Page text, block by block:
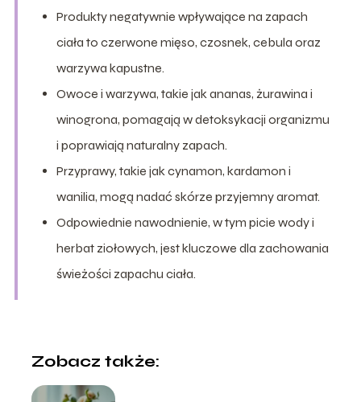
Produkty negatywnie wpływające na zapach
ciała to czerwone mięso, czosnek, cebula oraz
warzywa kapustne.
Owoce i warzywa, takie jak ananas, żurawina i
winogrona, pomagają w detoksykacji organizmu
i poprawiają naturalny zapach.
Przyprawy, takie jak cynamon, kardamon i
wanilia, mogą nadać skórze przyjemny aromat.
Odpowiednie nawodnienie, w tym picie wody i
herbat ziołowych, jest kluczowe dla zachowania
świeżości zapachu ciała.
Zobacz także: